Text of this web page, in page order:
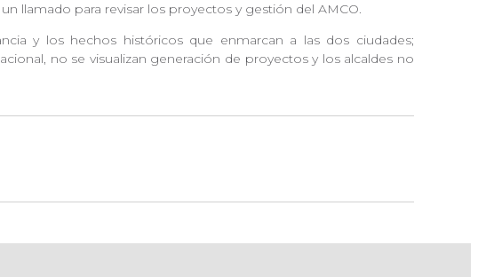
llamado para revisar los proyectos y gestión del AMCO.
y los hechos históricos que enmarcan a las dos ciudades;
no se visualizan generación de proyectos y los alcaldes no